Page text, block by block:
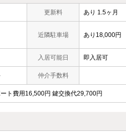
更新料 あり 1.5ヶ月
近隣駐車場 あり18,000円
入居可能日 即入居可
仲介手数料
ト費用16,500円 鍵交換代29,700円